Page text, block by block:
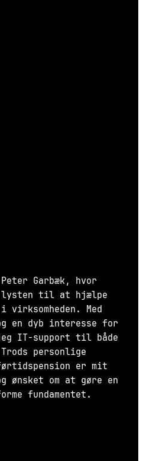
Garbæk, hvor
lysten til at hjælpe
virksomheden. Med
en dyb interesse for
IT-support til både
personlige
er mit
ønsket om at gøre en
fundamentet.